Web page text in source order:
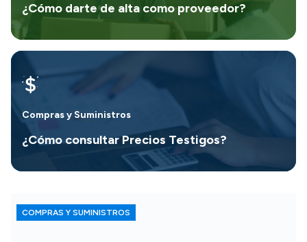
¿Cómo darte de alta como proveedor?
¿Cómo consultar Precios Testigos?
Compras y Suministros
COMPRAS Y SUMINISTROS